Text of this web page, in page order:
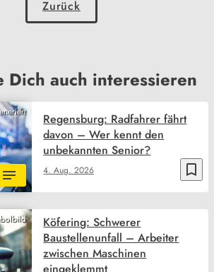
Zurück
Dich auch interessieren
bookmark_border
4. Aug. 2026
Regensburg: Radfahrer fährt
davon – Wer kennt den
unbekannten Senior?
Köfering: Schwerer
Baustellenunfall – Arbeiter
zwischen Maschinen
eingeklemmt